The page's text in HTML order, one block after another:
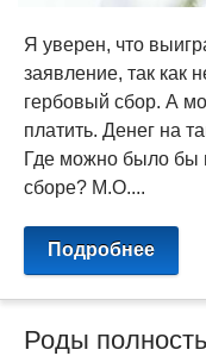
Я уверен, что
заявление, так как
гербовый сбор. А
платить. Денег на
Где можно было бы
сборе? М.О....
Подробнее
Роды